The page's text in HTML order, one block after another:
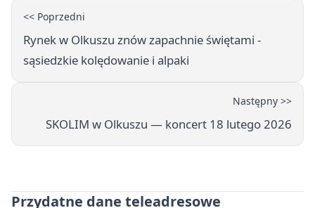
<< Poprzedni
Rynek w Olkuszu znów zapachnie świętami -
sąsiedzkie kolędowanie i alpaki
Następny >>
SKOLIM w Olkuszu — koncert 18 lutego 2026
Przydatne dane teleadresowe